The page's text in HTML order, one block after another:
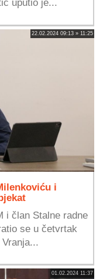
uputio je...
22.02.2024 09:13 » 11:25
i
i član Stalne radne
se u četvrtak
01.02.2024 11:37